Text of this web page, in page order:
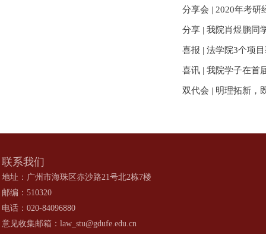
分享会 | 2020年考研
分享 | 我院肖煜鹏同
喜报 | 法学院3个项
喜讯 | 我院学子在首
双代会 | 明理拓新，
联系我们
地址：广州市海珠区赤沙路21号北2栋7楼
邮编：510320
电话：020-84096880
意见收集邮箱：law_stu@gdufe.edu.cn